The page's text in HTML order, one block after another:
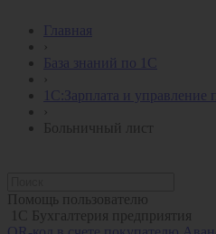
Главная
›
База знаний по 1С
›
1С:Зарплата и управление
›
Больничный лист
Помощь пользователю
1С Бухгалтерия предприятия